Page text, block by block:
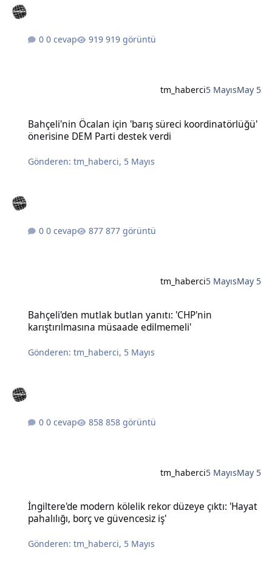
0 cevap 919 görüntü
tm_haberci5 MayısMay 5
Bahçeli'nin Öcalan için 'barış süreci koordinatörlüğü'
önerisine DEM Parti destek verdi
Gönderen:tm_haberci, 5 Mayıs
0 cevap 877 görüntü
tm_haberci5 MayısMay 5
Bahçeli'den mutlak butlan yanıtı: 'CHP'nin
karıştırılmasına müsaade edilmemeli'
Gönderen:tm_haberci, 5 Mayıs
0 cevap 858 görüntü
tm_haberci5 MayısMay 5
İngiltere'de modern kölelik rekor düzeye çıktı: 'Hayat
pahalılığı, borç ve güvencesiz iş'
Gönderen:tm_haberci, 5 Mayıs